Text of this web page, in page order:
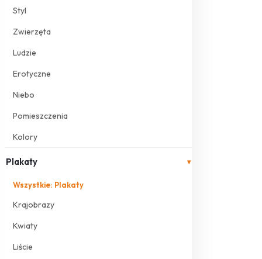
Styl
Zwierzęta
Ludzie
Erotyczne
Niebo
Pomieszczenia
Kolory
Plakaty ▾
Wszystkie: Plakaty
Krajobrazy
Kwiaty
Liście